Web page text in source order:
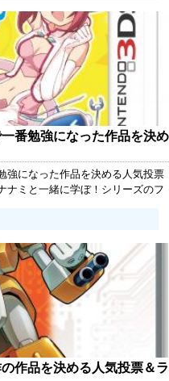
番勉強になった作品を決め
強になった作品を決める人気投票
ナミと一緒に学ぼ！シリーズのフ
ング企画が始まります！
作品を決める人気投票＆ラ